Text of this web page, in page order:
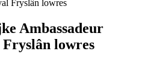
Fryslân lowres
Ambassadeur
lowres